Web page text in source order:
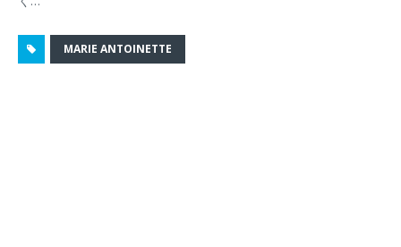
ウ
で
開
MARIE ANTOINETTE